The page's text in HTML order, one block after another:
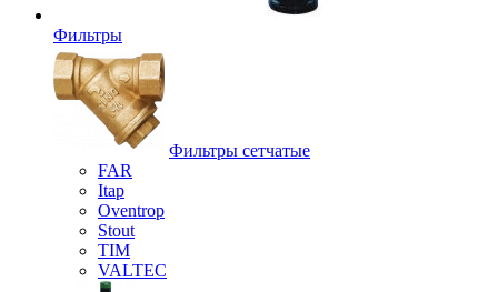
Фильтры
Фильтры сетчатые
FAR
Itap
Oventrop
Stout
TIM
VALTEC